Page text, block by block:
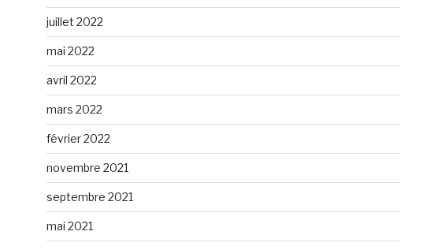
juillet 2022
mai 2022
avril 2022
mars 2022
février 2022
novembre 2021
septembre 2021
mai 2021